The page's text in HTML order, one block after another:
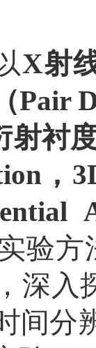
X射
Pair
射衬
，
验方
深入
间分